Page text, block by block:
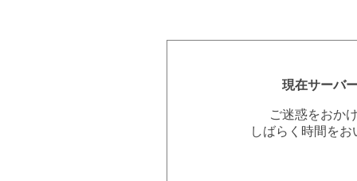
現在サーバ
ご迷惑をおか
しばらく時間を